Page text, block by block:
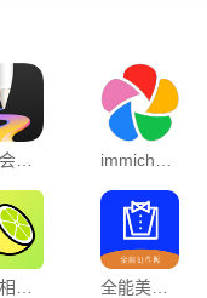
天生会画app
全能美甜相机app